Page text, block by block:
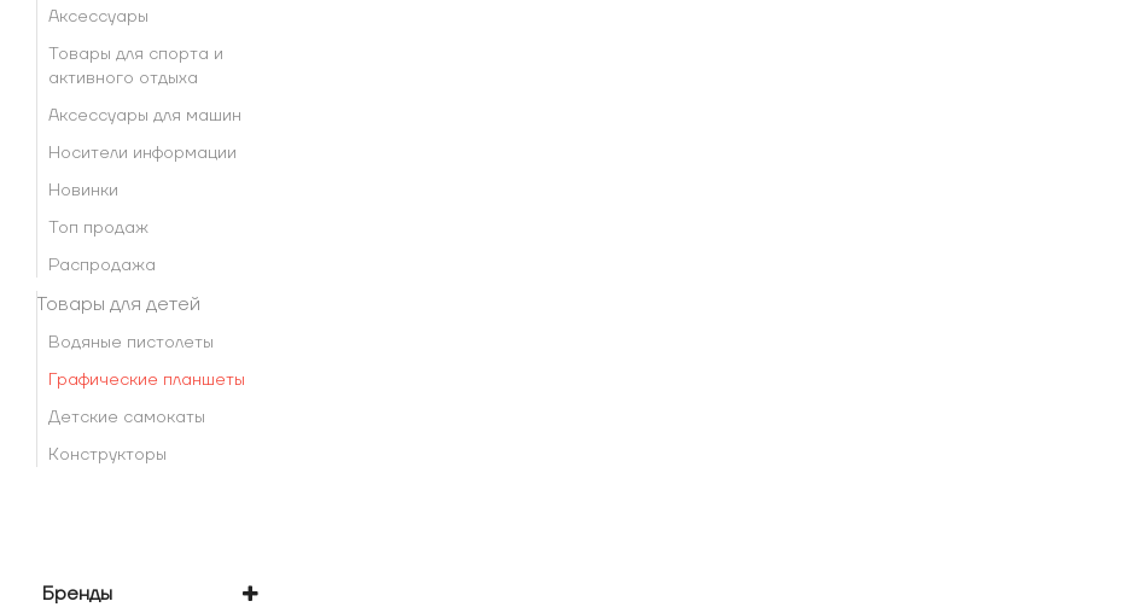
Аксессуары
Товары для спорта и
активного отдыха
Аксессуары для машин
Носители информации
Новинки
Топ продаж
Распродажа
Товары для детей
Водяные пистолеты
Графические планшеты
Детские самокаты
Конструкторы
Бренды